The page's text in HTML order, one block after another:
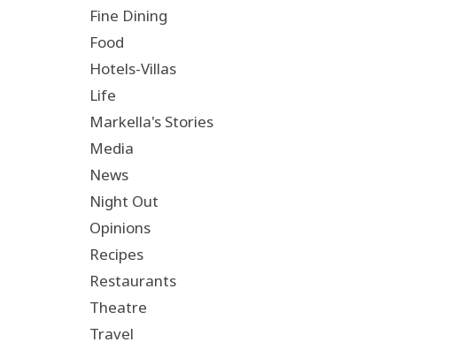
Fine Dining
Food
Hotels-Villas
Life
Markella's Stories
Media
News
Night Out
Opinions
Recipes
Restaurants
Theatre
Travel